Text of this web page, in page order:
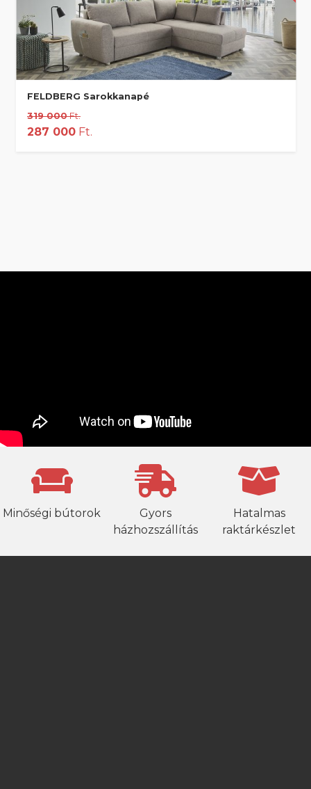
FELDBERG Sarokkanapé
319 000Ft.
287 000 Ft.
Minőségi bútorok
Gyors
házhozszállítás
Hatalmas
raktárkészlet